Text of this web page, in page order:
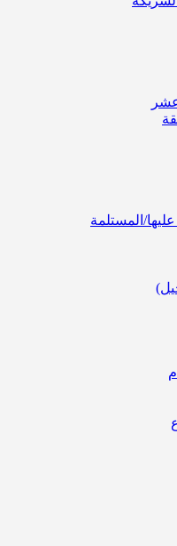
المستلمة